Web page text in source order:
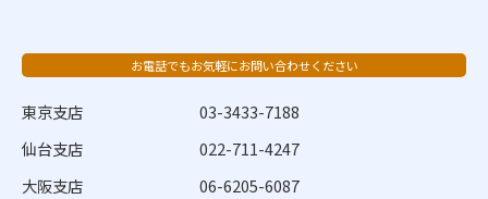
お電話でもお気軽にお問い合わせください
東京支店
03-3433-7188
仙台支店
022-711-4247
大阪支店
06-6205-6087